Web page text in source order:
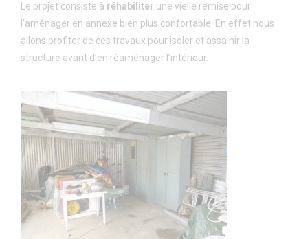
Le projet consiste à réhabiliter une vielle remise pour
l’aménager en annexe bien plus confortable. En effet nous
allons profiter de ces travaux pour isoler et assainir la
structure avant d’en réaménager l’intérieur.